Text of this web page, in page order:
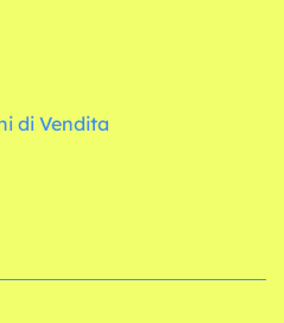
di Vendita